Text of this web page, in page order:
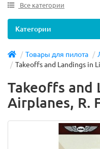
Все категории
Категории
Товары для пилота
Takeoffs and Landings in
Takeoffs and
Airplanes, R.